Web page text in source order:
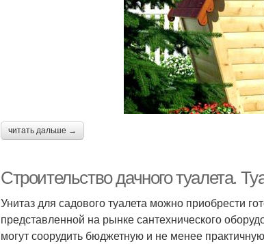
читать дальше →
Строительство дачного туалета.
Унитаз для садового туалета можно приобрести
представленной на рынке сантехнического
могут соорудить бюджетную и не менее